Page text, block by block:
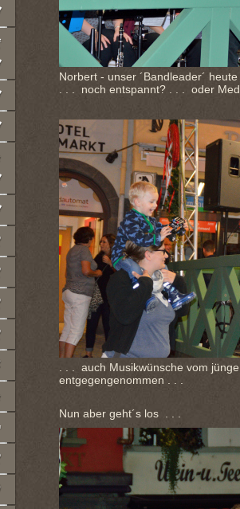
Norbert - unser ´Bandleader´ heute
. . . noch entspannt? . . . oder
. . . auch Musikwünsche vom
entgegengenommen . . .
Nun aber geht´s los . . .